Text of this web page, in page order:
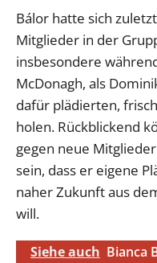
Bálor hatte sich
Mitglieder in der
insbesondere
McDonagh, als
dafür plädierten,
holen. Rückblickend
gegen neue
sein, dass er eigene
naher Zukunft aus
will.
Siehe auch Bianca